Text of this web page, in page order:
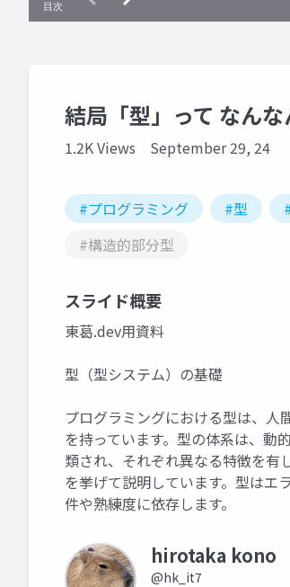
結局「型」って なんな
1.2K Views September 29, 24
#プログラミング #型
#構造的部分型
スライド概要
東葛.dev用資料
型（型システム）の基礎
プログラミングにおける型は、人
を持っています。型の体系は、動
類され、それぞれ異なる特徴を有
を挙げて説明しています。型はエ
件や熟練度に依存します。
hirotaka kono
@hk_it7